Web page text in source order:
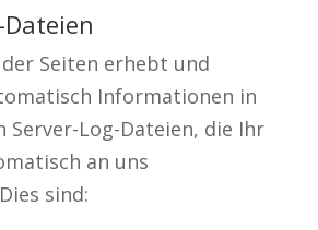
Dateien
Seiten erhebt und
Informationen in
Server-Log-Dateien, die Ihr
an uns
sind: